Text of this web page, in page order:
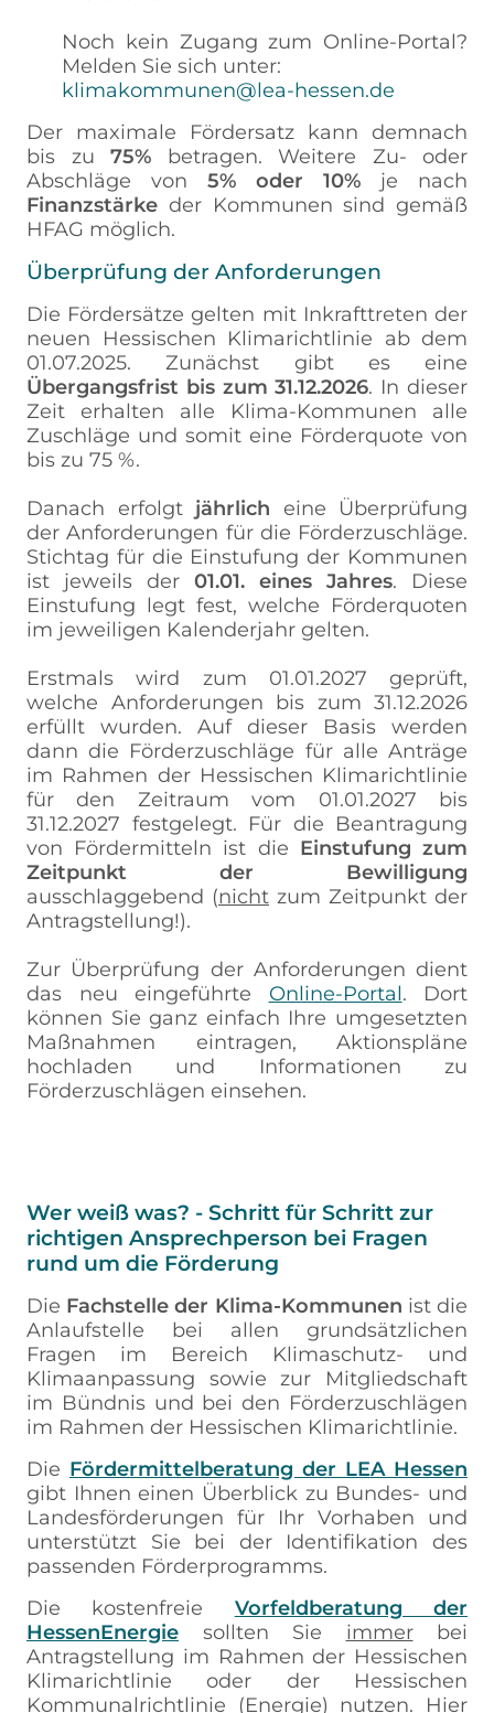
Noch kein Zugang zum Online-Portal?
Melden Sie sich unter:
klimakommunen@lea-hessen.de
Der maximale Fördersatz kann demnach
bis zu 75% betragen. Weitere Zu- oder
Abschläge von 5% oder 10% je nach
Finanzstärke der Kommunen sind gemäß
HFAG möglich.
Überprüfung der Anforderungen
Die Fördersätze gelten mit Inkrafttreten der
neuen Hessischen Klimarichtlinie ab dem
01.07.2025. Zunächst gibt es eine
Übergangsfrist bis zum 31.12.2026. In dieser
Zeit erhalten alle Klima-Kommunen alle
Zuschläge und somit eine Förderquote von
bis zu 75 %.
Danach erfolgt jährlich eine Überprüfung
der Anforderungen für die Förderzuschläge.
Stichtag für die Einstufung der Kommunen
ist jeweils der 01.01. eines Jahres. Diese
Einstufung legt fest, welche Förderquoten
im jeweiligen Kalenderjahr gelten.
Erstmals wird zum 01.01.2027 geprüft,
welche Anforderungen bis zum 31.12.2026
erfüllt wurden. Auf dieser Basis werden
dann die Förderzuschläge für alle Anträge
im Rahmen der Hessischen Klimarichtlinie
für den Zeitraum vom 01.01.2027 bis
31.12.2027 festgelegt. Für die Beantragung
von Fördermitteln ist die Einstufung zum
Zeitpunkt der Bewilligung
ausschlaggebend (nicht zum Zeitpunkt der
Antragstellung!).
Zur Überprüfung der Anforderungen dient
das neu eingeführte Online-Portal. Dort
können Sie ganz einfach Ihre umgesetzten
Maßnahmen eintragen, Aktionspläne
hochladen und Informationen zu
Förderzuschlägen einsehen.
Wer weiß was? - Schritt für Schritt zur
richtigen Ansprechperson bei Fragen
rund um die Förderung
Die Fachstelle der Klima-Kommunen ist die
Anlaufstelle bei allen grundsätzlichen
Fragen im Bereich Klimaschutz- und
Klimaanpassung sowie zur Mitgliedschaft
im Bündnis und bei den Förderzuschlägen
im Rahmen der Hessischen Klimarichtlinie.
Die Fördermittelberatung der LEA Hessen
gibt Ihnen einen Überblick zu Bundes- und
Landesförderungen für Ihr Vorhaben und
unterstützt Sie bei der Identifikation des
passenden Förderprogramms.
Die kostenfreie
Vorfeldberatung der
HessenEnergie sollten Sie immerbei
Antragstellung im Rahmen der Hessischen
Klimarichtlinie oder der Hessischen
Kommunalrichtlinie (Energie) nutzen. Hier